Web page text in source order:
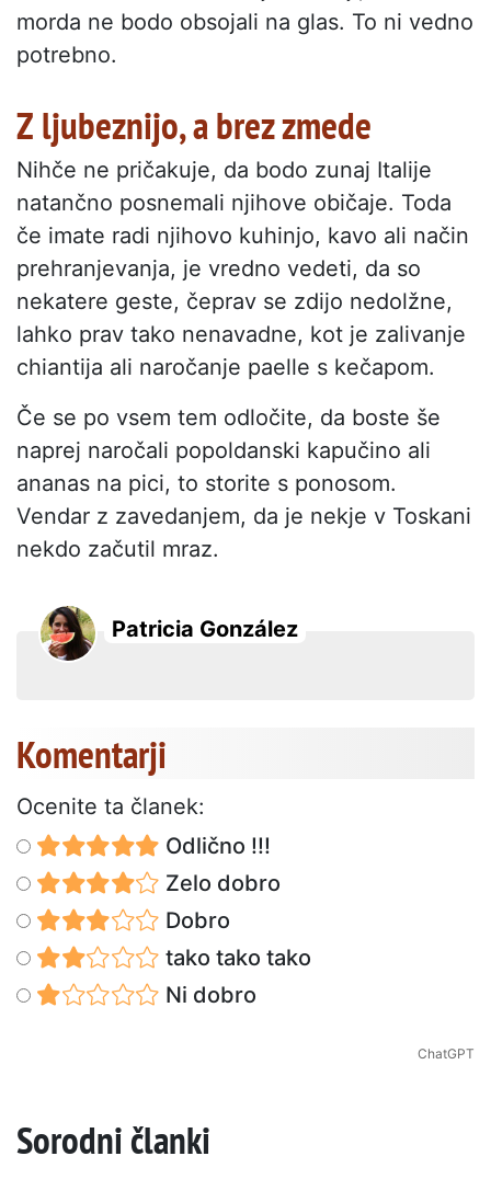
morda ne bodo obsojali na glas. To ni vedno
potrebno.
Z ljubeznijo, a brez zmede
Nihče ne pričakuje, da bodo zunaj Italije
natančno posnemali njihove običaje. Toda
če imate radi njihovo kuhinjo, kavo ali način
prehranjevanja, je vredno vedeti, da so
nekatere geste, čeprav se zdijo nedolžne,
lahko prav tako nenavadne, kot je zalivanje
chiantija ali naročanje paelle s kečapom.
Če se po vsem tem odločite, da boste še
naprej naročali popoldanski kapučino ali
ananas na pici, to storite s ponosom.
Vendar z zavedanjem, da je nekje v Toskani
nekdo začutil mraz.
Patricia González
Komentarji
Ocenite ta članek:
Odlično !!!
Zelo dobro
Dobro
tako tako tako
Ni dobro
ChatGPT
Sorodni članki